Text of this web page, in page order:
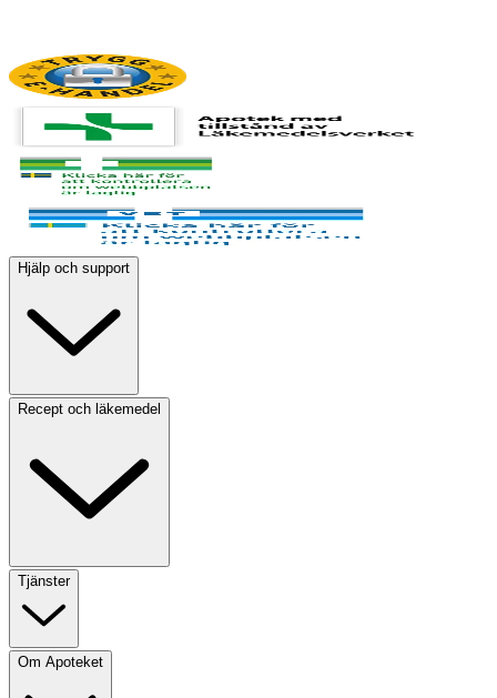
Hjälp och support
Recept och läkemedel
Tjänster
Om Apoteket